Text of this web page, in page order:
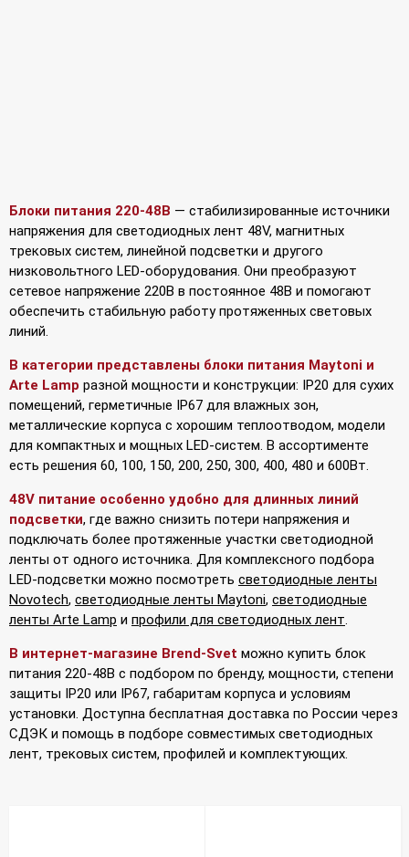
Блоки питания 220-48В — стабилизированные источники
напряжения для светодиодных лент 48V, магнитных
трековых систем, линейной подсветки и другого
низковольтного LED-оборудования. Они преобразуют
сетевое напряжение 220В в постоянное 48В и помогают
обеспечить стабильную работу протяженных световых
линий.
В категории представлены блоки питания Maytoni и
Arte Lamp разной мощности и конструкции: IP20 для сухих
помещений, герметичные IP67 для влажных зон,
металлические корпуса с хорошим теплоотводом, модели
для компактных и мощных LED-систем. В ассортименте
есть решения 60, 100, 150, 200, 250, 300, 400, 480 и 600Вт.
48V питание особенно удобно для длинных линий
подсветки, где важно снизить потери напряжения и
подключать более протяженные участки светодиодной
ленты от одного источника. Для комплексного подбора
LED-подсветки можно посмотреть светодиодные ленты
Novotech, светодиодные ленты Maytoni, светодиодные
ленты Arte Lamp и профили для светодиодных лент.
В интернет-магазине Brend-Svet можно купить блок
питания 220-48В с подбором по бренду, мощности, степени
защиты IP20 или IP67, габаритам корпуса и условиям
установки. Доступна бесплатная доставка по России через
СДЭК и помощь в подборе совместимых светодиодных
лент, трековых систем, профилей и комплектующих.